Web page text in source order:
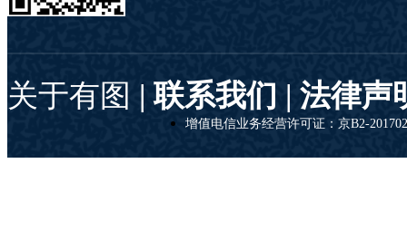
关于有图 | 联系我们 | 法律声
增值电信业务经营许可证：京B2-